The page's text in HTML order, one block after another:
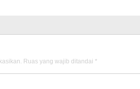
Ruas yang wajib ditandai *